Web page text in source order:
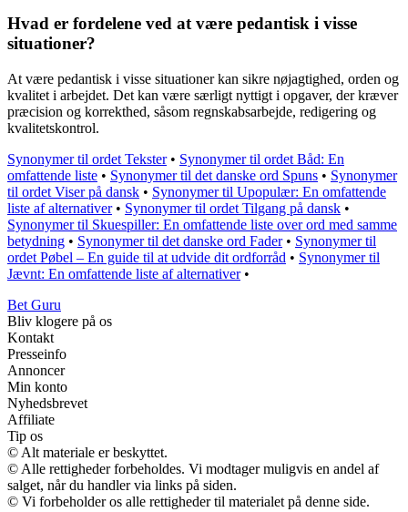
Hvad er fordelene ved at være pedantisk i visse
situationer?
At være pedantisk i visse situationer kan sikre nøjagtighed, orden og
kvalitet i arbejdet. Det kan være særligt nyttigt i opgaver, der kræver
præcision og korrekthed, såsom regnskabsarbejde, redigering og
kvalitetskontrol.
Synonymer til ordet Tekster• Synonymer til ordet Båd: En
omfattende liste • Synonymer til det danske ord Spuns • Synonymer
til ordet Viser på dansk • Synonymer til Upopulær: En omfattende
liste af alternativer• Synonymer til ordet Tilgang på dansk •
Synonymer til Skuespiller: En omfattende liste over ord med samme
betydning • Synonymer til det danske ord Fader• Synonymer til
ordet Pøbel – En guide til at udvide dit ordforråd • Synonymer til
Jævnt: En omfattende liste af alternativer•
Bet Guru
Bliv klogere på os
Kontakt
Presseinfo
Annoncer
Min konto
Nyhedsbrevet
Affiliate
Tip os
© Alt materiale er beskyttet.
© Alle rettigheder forbeholdes. Vi modtager muligvis en andel af
salget, når du handler via links på siden.
© Vi forbeholder os alle rettigheder til materialet på denne side.